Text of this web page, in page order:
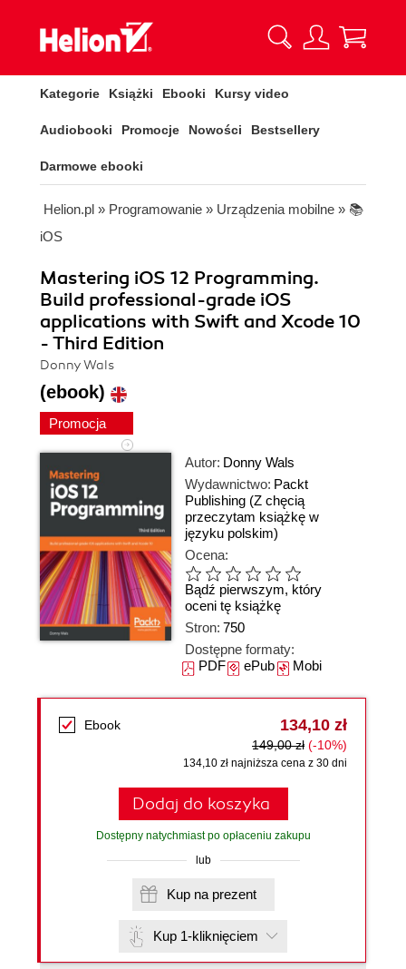
Kategorie Książki Ebooki Kursy video
Audiobooki Promocje Nowości Bestsellery
Darmowe ebooki
Helion.pl » Programowanie » Urządzenia mobilne » 📚
iOS
Mastering iOS 12 Programming.
Build professional-grade iOS
applications with Swift and Xcode 10
- Third Edition
Donny Wals
(ebook)
Promocja
Autor: Donny Wals
Wydawnictwo: Packt
Publishing (Z chęcią
przeczytam książkę w
języku polskim)
Ocena:
Bądź pierwszym, który
oceni tę książkę
Stron: 750
Dostępne formaty:
PDFePubMobi
Ebook 134,10 zł
149,00 zł (-10%)
134,10 zł najniższa cena z 30 dni
Dodaj do koszyka
Dostępny natychmiast po opłaceniu zakupu
lub
Kup na prezent
Kup 1-kliknięciem